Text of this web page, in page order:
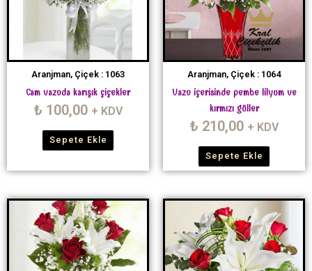
Aranjman, Çiçek : 1063
Cam vazoda karışık çiçekler
₺ 100,00 + KDV
Sepete Ekle
Aranjman, Çiçek : 1064
Vazo içerisinde pembe lilyum ve
kırmızı güller
₺ 210,00 + KDV
Sepete Ekle